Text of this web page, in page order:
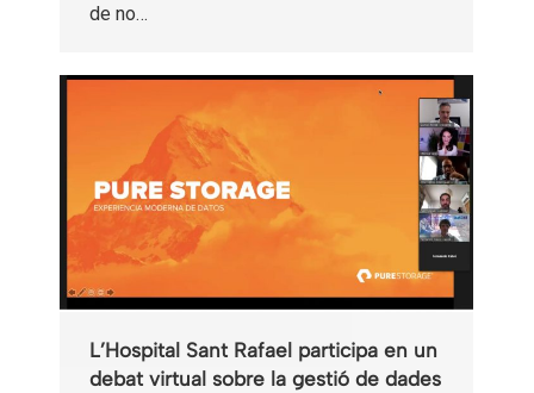
de no…
L’Hospital Sant Rafael participa en un
debat virtual sobre la gestió de dades